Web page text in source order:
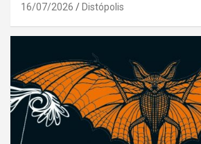
16/07/2026 Distópolis